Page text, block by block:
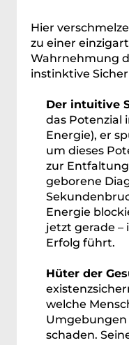
Hier
zu einer
Wahrnehmung
instinktive
Der intuitive
das Potenzial
Energie), er
um dieses
zur Entfaltung
geborene
Energie
jetzt gerade –
Erfolg führt.
Hüter der
welche
schaden.